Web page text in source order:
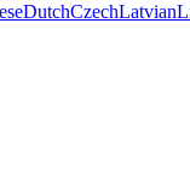
DutchCzechLatvian